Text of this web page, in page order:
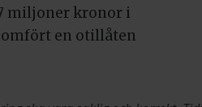
miljoner kronor i
en otillåten